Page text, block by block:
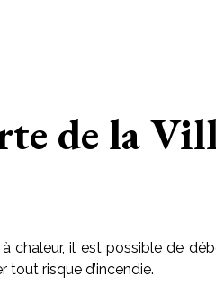
de la
chaleur, il est possible de
tout risque d’incendie.